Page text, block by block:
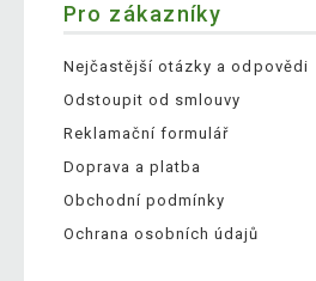
Pro zákazníky
Nejčastější otázky a odpovědi
Odstoupit od smlouvy
Reklamační formulář
Doprava a platba
Obchodní podmínky
Ochrana osobních údajů